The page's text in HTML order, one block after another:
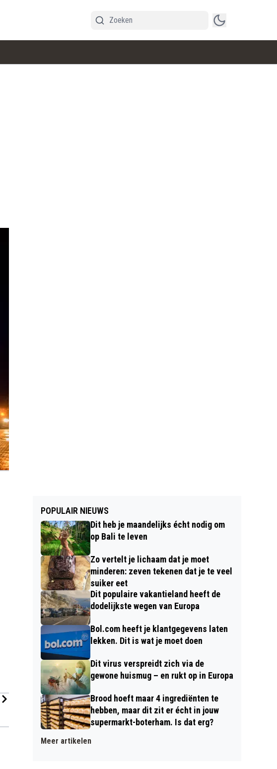
POPULAIR NIEUWS
Dit heb je maandelijks écht nodig om
op Bali te leven
Zo vertelt je lichaam dat je moet
minderen: zeven tekenen dat je te veel
suiker eet
Dit populaire vakantieland heeft de
dodelijkste wegen van Europa
Bol.com heeft je klantgegevens laten
lekken. Dit is wat je moet doen
Dit virus verspreidt zich via de
gewone huismug – en rukt op in Europa
Brood hoeft maar 4 ingrediënten te
hebben, maar dit zit er écht in jouw
supermarkt-boterham. Is dat erg?
Meer artikelen